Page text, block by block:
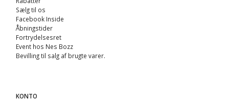
Sælg til os
Facebook Inside
Åbningstider
Fortrydelsesret
Event hos Nes Bozz
Bevilling til salg af brugte varer.
KONTO